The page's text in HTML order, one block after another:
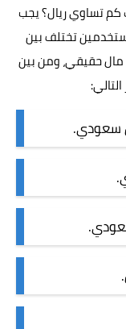
تساوي ريال؟ يجب
تختلف بين
مال حقيقي، ومن بين